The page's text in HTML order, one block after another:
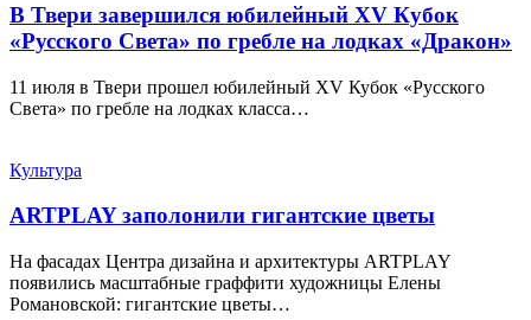
В Твери завершился юбилейный XV Кубок
«Русского Света» по гребле на лодках «Дракон»
11 июля в Твери прошел юбилейный XV Кубок «Русского
Света» по гребле на лодках класса…
Культура
ARTPLAY заполонили гигантские цветы
На фасадах Центра дизайна и архитектуры ARTPLAY
появились масштабные граффити художницы Елены
Романовской: гигантские цветы…